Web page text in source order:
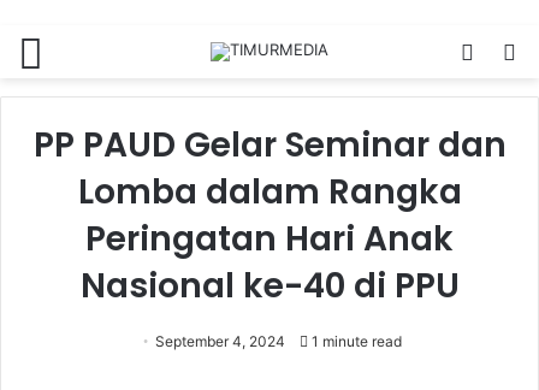
Switch
PP PAUD Gelar Seminar dan
Lomba dalam Rangka
Peringatan Hari Anak
Nasional ke-40 di PPU
September 4, 2024 1 minute read